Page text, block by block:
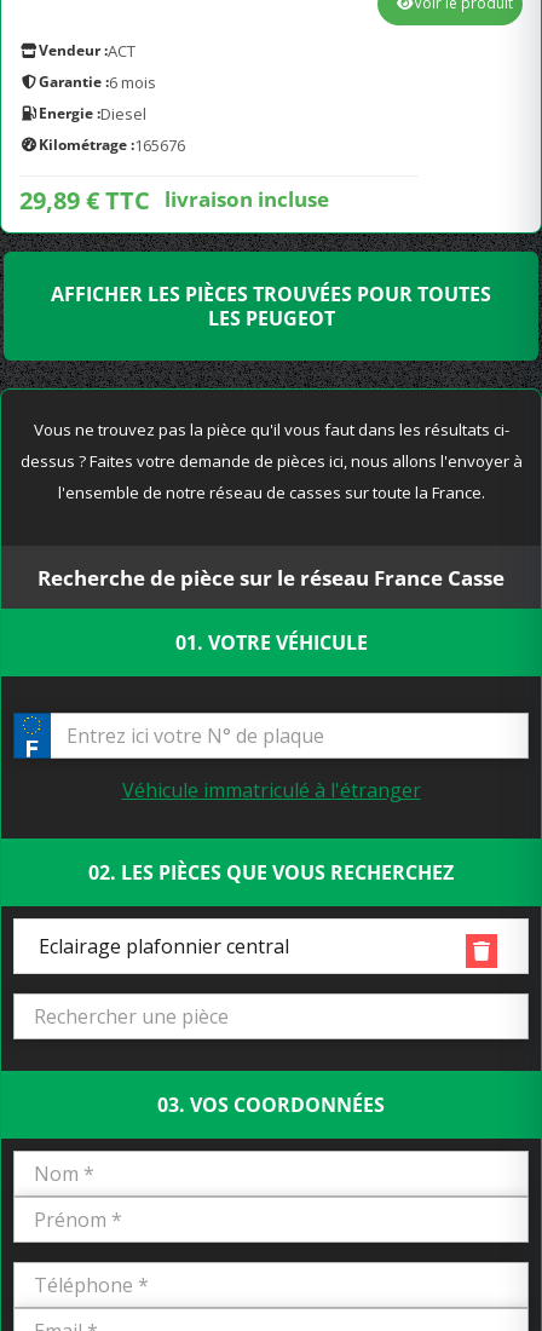
Vendeur :ACT
Garantie :6 mois
Energie :Diesel
Kilométrage :165676
29,89 € TTC livraison incluse
AFFICHER LES PIÈCES TROUVÉES POUR TOUTES
LES PEUGEOT
Vous ne trouvez pas la pièce qu'il vous faut dans les résultats ci-
dessus ? Faites votre demande de pièces ici, nous allons l'envoyer à
l'ensemble de notre réseau de casses sur toute la France.
Recherche de pièce sur le réseau France Casse
01. VOTRE VÉHICULE
Véhicule immatriculé à l'étranger
02. LES PIÈCES QUE VOUS RECHERCHEZ
Eclairage plafonnier central
03. VOS COORDONNÉES